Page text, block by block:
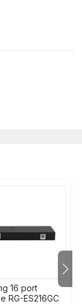
16 port
RG-ES216GC